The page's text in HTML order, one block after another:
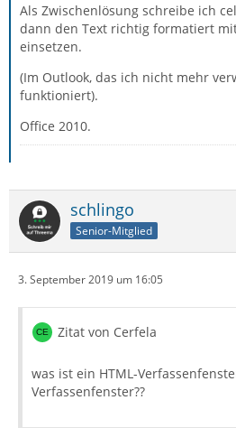
Als Zwischenlösung schreibe ich
dann den Text richtig formatiert
einsetzen.
(Im Outlook, das ich nicht mehr
funktioniert).
Office 2010.
schlingo
Senior-Mitglied
3. September 2019 um 16:05
Zitat von Cerfela
was ist ein HTML-
Verfassenfenster??